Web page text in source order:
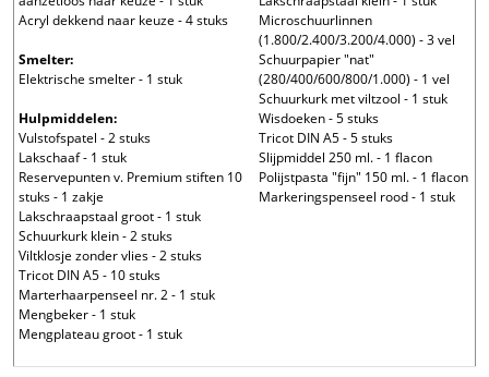
Acryl dekkend naar keuze - 4 stuks
Smelter:
Elektrische smelter - 1 stuk
Hulpmiddelen:
Vulstofspatel - 2 stuks
Lakschaaf - 1 stuk
Reservepunten v. Premium stiften 10
stuks - 1 zakje
Lakschraapstaal groot - 1 stuk
Schuurkurk klein - 2 stuks
Viltklosje zonder vlies - 2 stuks
Tricot DIN A5 - 10 stuks
Marterhaarpenseel nr. 2 - 1 stuk
Mengbeker - 1 stuk
Mengplateau groot - 1 stuk
Microschuurlinnen
(1.800/2.400/3.200/4.000) - 3 vel
Schuurpapier "nat"
(280/400/600/800/1.000) - 1 vel
Schuurkurk met viltzool - 1 stuk
Wisdoeken - 5 stuks
Tricot DIN A5 - 5 stuks
Slijpmiddel 250 ml. - 1 flacon
Polijstpasta "fijn" 150 ml. - 1 flacon
Markeringspenseel rood - 1 stuk